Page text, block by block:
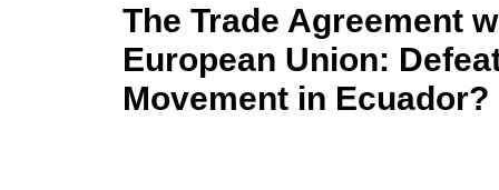
The Trade Agreement
European Union:
Movement in Ecuador?